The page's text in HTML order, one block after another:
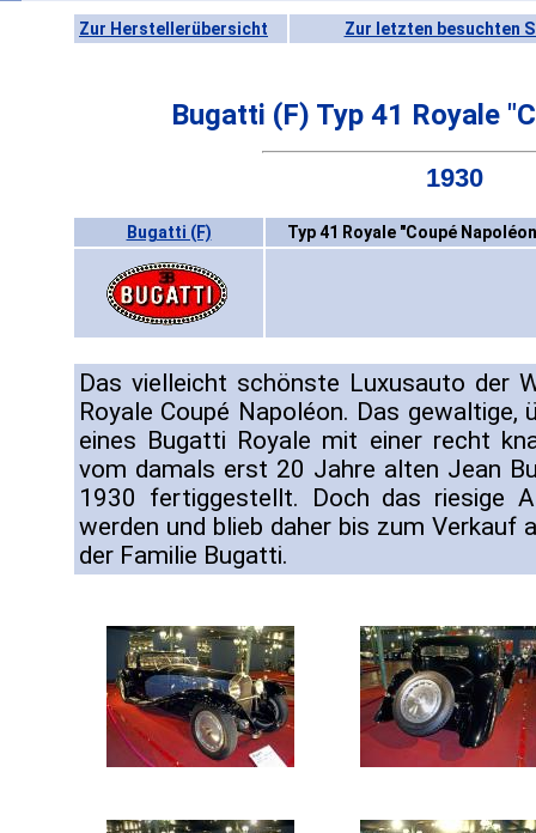
Zur Herstellerübersicht Zur letzten besuchten
Bugatti (F) Typ 41 Royale
1930
Bugatti (F) Typ 41 Royale "Coupé
Das vielleicht schönste Luxusauto der
Royale Coupé Napoléon. Das gewaltige,
eines Bugatti Royale mit einer recht
vom damals erst 20 Jahre alten Jean
1930 fertiggestellt. Doch das riesige
werden und blieb daher bis zum Verkauf
der Familie Bugatti.